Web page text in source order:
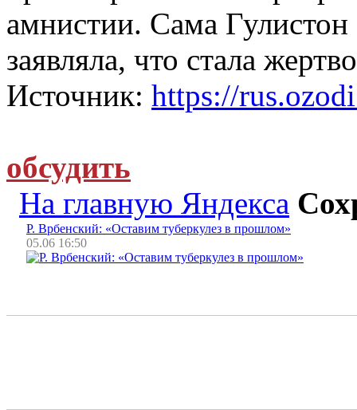
амнистии. Сама
заявляла, что стала
Источник: https://
обсудить
На главную Яндекса
Р. Врбенский: «Оставим туберкулез в прошлом»
05.06 16:50